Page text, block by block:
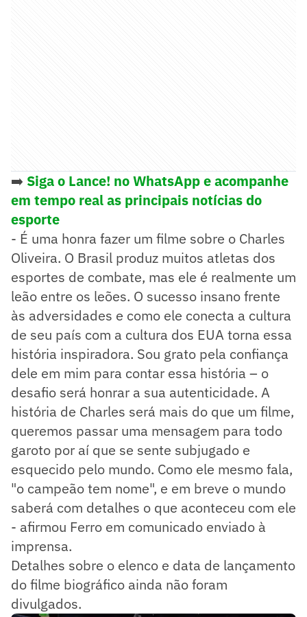
➡️ Siga o Lance! no WhatsApp e acompanhe
em tempo real as principais notícias do
esporte
- É uma honra fazer um filme sobre o Charles
Oliveira. O Brasil produz muitos atletas dos
esportes de combate, mas ele é realmente um
leão entre os leões. O sucesso insano frente
às adversidades e como ele conecta a cultura
de seu país com a cultura dos EUA torna essa
história inspiradora. Sou grato pela confiança
dele em mim para contar essa história – o
desafio será honrar a sua autenticidade. A
história de Charles será mais do que um filme,
queremos passar uma mensagem para todo
garoto por aí que se sente subjugado e
esquecido pelo mundo. Como ele mesmo fala,
"o campeão tem nome", e em breve o mundo
saberá com detalhes o que aconteceu com ele
- afirmou Ferro em comunicado enviado à
imprensa.
Detalhes sobre o elenco e data de lançamento
do filme biográfico ainda não foram
divulgados.